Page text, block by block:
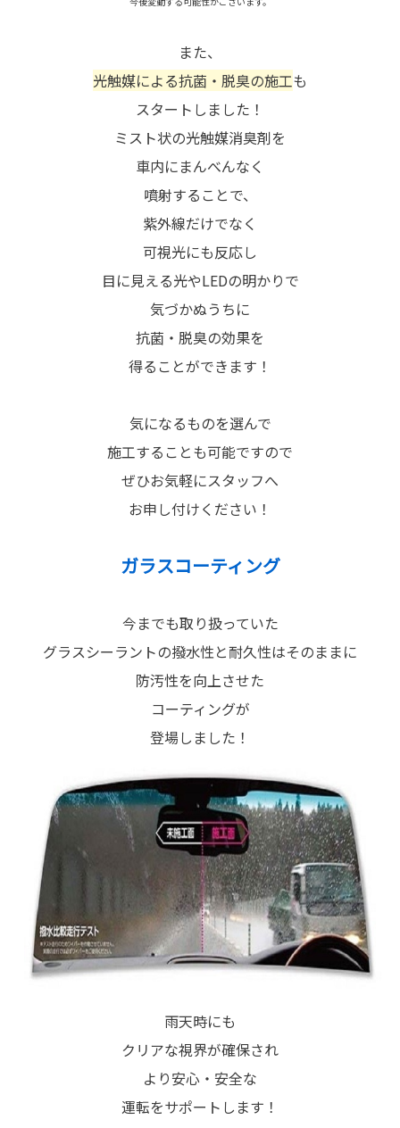
また、
光触媒による抗菌・脱臭の施工も
スタートしました！
ミスト状の光触媒消臭剤を
車内にまんべんなく
噴射することで、
紫外線だけでなく
可視光にも反応し
目に見える光やLEDの明かりで
気づかぬうちに
抗菌・脱臭の効果を
得ることができます！
気になるものを選んで
施工することも可能ですので
ぜひお気軽にスタッフへ
お申し付けください！
ガラスコーティング
今までも取り扱っていた
グラスシーラントの撥水性と耐久性はそのままに
防汚性を向上させた
コーティングが
登場しました！
雨天時にも
クリアな視界が確保され
より安心・安全な
運転をサポートします！